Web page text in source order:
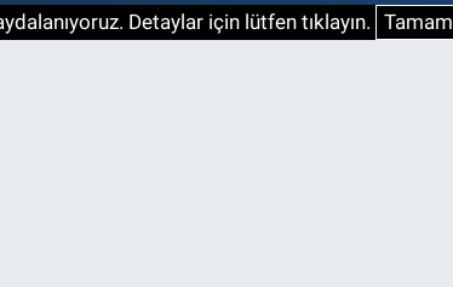
Detaylar için lütfen tıklayın. Tamam